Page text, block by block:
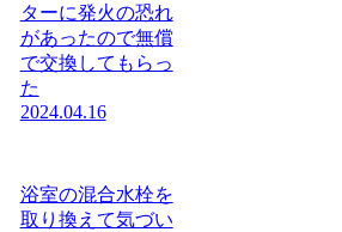
ターに発火の恐れ
があったので無償
で交換してもらっ
た
2024.04.16
浴室の混合水栓を
取り換えて気づい